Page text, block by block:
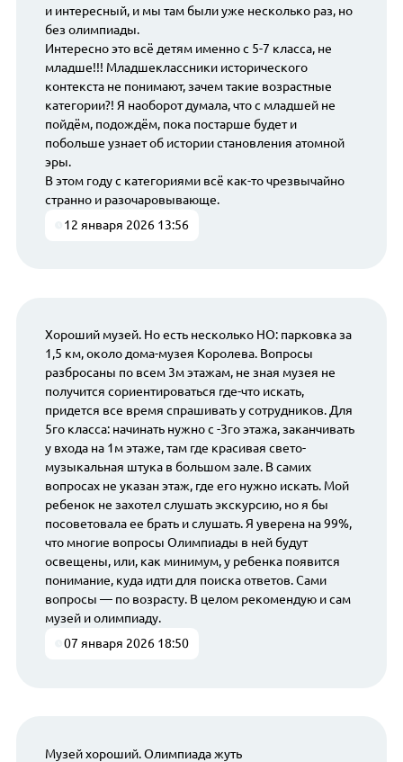
и интересный, и мы там были уже несколько раз, но
без олимпиады.
Интересно это всё детям именно с 5-7 класса, не
младше!!! Младшеклассники исторического
контекста не понимают, зачем такие возрастные
категории?! Я наоборот думала, что с младшей не
пойдём, подождём, пока постарше будет и
побольше узнает об истории становления атомной
эры.
В этом году с категориями всё как-то чрезвычайно
странно и разочаровывающе.
12 января 2026 13:56
Хороший музей. Но есть несколько НО: парковка за
1,5 км, около дома-музея Королева. Вопросы
разбросаны по всем 3м этажам, не зная музея не
получится сориентироваться где-что искать,
придется все время спрашивать у сотрудников. Для
5го класса: начинать нужно с -3го этажа, заканчивать
у входа на 1м этаже, там где красивая свето-
музыкальная штука в большом зале. В самих
вопросах не указан этаж, где его нужно искать. Мой
ребенок не захотел слушать экскурсию, но я бы
посоветовала ее брать и слушать. Я уверена на 99%,
что многие вопросы Олимпиады в ней будут
освещены, или, как минимум, у ребенка появится
понимание, куда идти для поиска ответов. Сами
вопросы — по возрасту. В целом рекомендую и сам
музей и олимпиаду.
07 января 2026 18:50
Музей хороший. Олимпиада жуть